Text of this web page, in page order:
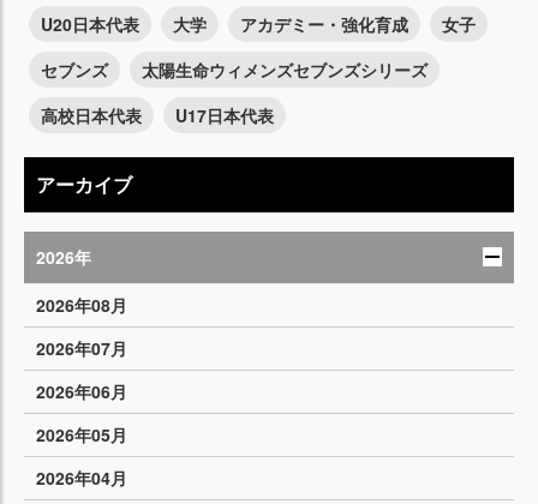
U20日本代表
大学 アカデミー・強化育成
女子
セブンズ
太陽生命ウィメンズセブンズシリーズ
高校日本代表
U17日本代表
アーカイブ
2026年
2026年08月
2026年07月
2026年06月
2026年05月
2026年04月